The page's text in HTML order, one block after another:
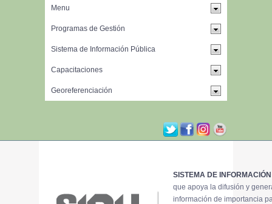
SISTEMA DE
que apoya la difusión y
información de importancia